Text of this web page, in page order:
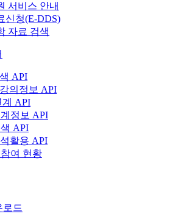
서비스 안내
신청(E-DDS)
자료 검색
API
의정보 API
API
정보 API
API
활용 API
여 현황
로드